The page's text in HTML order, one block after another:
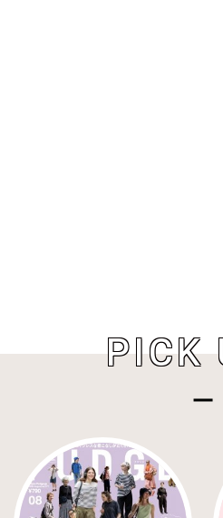
PICK